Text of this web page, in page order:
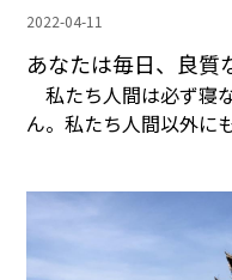
2022-04-11
あなたは毎日、良質
私たち人間は必ず寝
ん。私たち人間以外に